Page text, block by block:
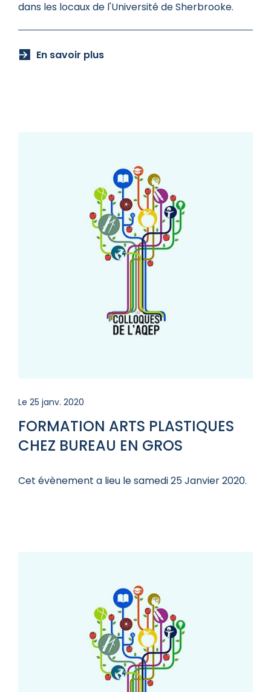
dans les locaux de l'Université de Sherbrooke.
En savoir plus
FORMATION ARTS PLASTIQUES
CHEZ BUREAU EN GROS
Le 25 janv. 2020
Cet évènement a lieu le samedi 25 Janvier 2020.